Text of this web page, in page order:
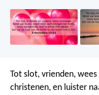
Tot slot, vrienden,
christenen, en luister